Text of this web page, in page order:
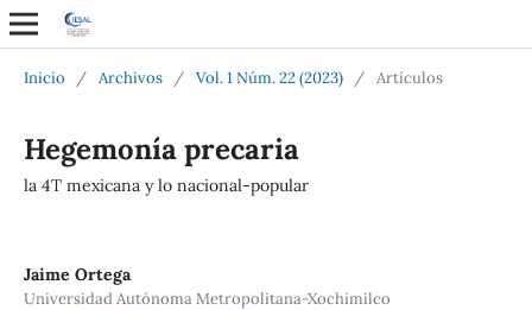
Inicio / Archivos / Vol. 1 Núm. 22 (2023) / Artículos
Hegemonía precaria
la 4T mexicana y lo nacional-popular
Jaime Ortega
Universidad Autónoma Metropolitana-Xochimilco